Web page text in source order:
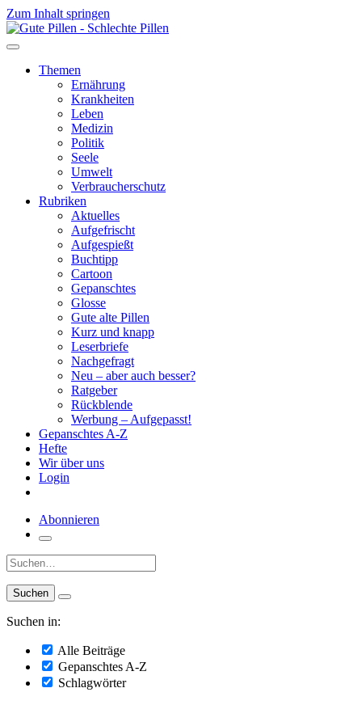
Zum Inhalt springen
Themen
Ernährung
Krankheiten
Leben
Medizin
Politik
Seele
Umwelt
Verbraucherschutz
Rubriken
Aktuelles
Aufgefrischt
Aufgespießt
Buchtipp
Cartoon
Gepanschtes
Glosse
Gute alte Pillen
Kurz und knapp
Leserbriefe
Nachgefragt
Neu – aber auch besser?
Ratgeber
Rückblende
Werbung – Aufgepasst!
Gepanschtes A-Z
Hefte
Wir über uns
Login
Abonnieren
Suche:
Suchen in:
Alle Beiträge
Gepanschtes A-Z
Schlagwörter